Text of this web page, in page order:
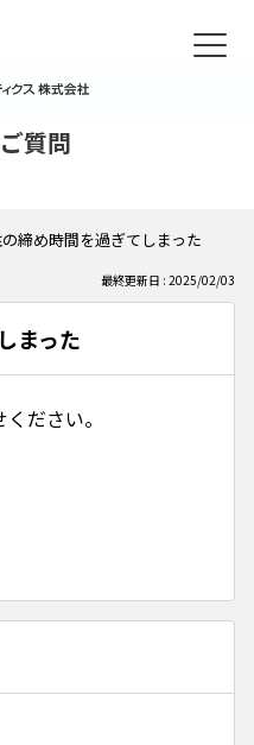
質問
締め時間を過ぎてしまった
最終更新日 : 2025/02/03
まった
ださい。